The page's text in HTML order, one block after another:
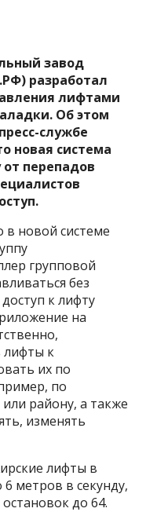
завод
разработал
лифтами
Об этом
службе
новая система
перепадов
в новой системе
групповой
без
к лифту
на
лифты к
их по
по
району, а также
изменять
лифты в
метров в секунду,
до 64.